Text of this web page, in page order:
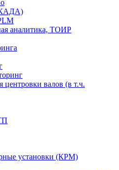
аналитика, ТОИР
центровки валов (в т.ч.
установки (КРМ)